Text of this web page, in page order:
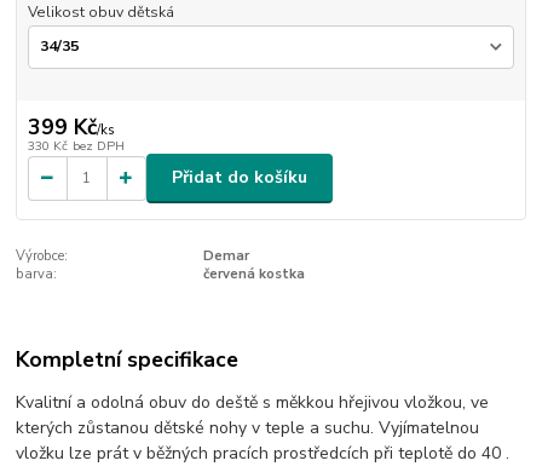
Velikost obuv dětská
399 Kč/ks
330 Kč bez DPH
Přidat do košíku
Výrobce:
Demar
barva:
červená kostka
Kompletní specifikace
Kvalitní a odolná obuv do deště s měkkou hřejivou vložkou, ve
kterých zůstanou dětské nohy v teple a suchu. Vyjímatelnou
vložku lze prát v běžných pracích prostředcích při teplotě do 40 .